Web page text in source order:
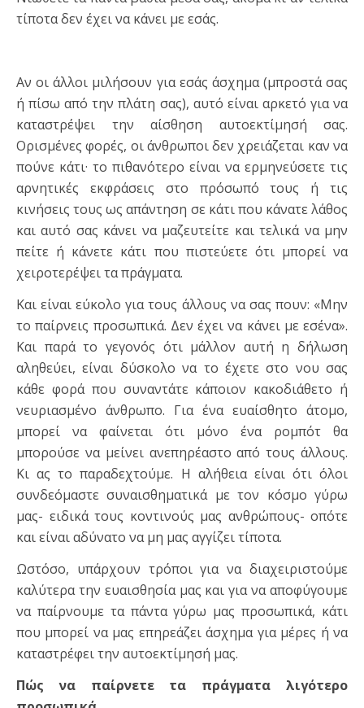
τίποτα δεν έχει να κάνει με εσάς.
Αν οι άλλοι μιλήσουν για εσάς άσχημα (μπροστά σας
ή πίσω από την πλάτη σας), αυτό είναι αρκετό για να
καταστρέψει την αίσθηση αυτοεκτίμησή σας.
Ορισμένες φορές, οι άνθρωποι δεν χρειάζεται καν να
πούνε κάτι· το πιθανότερο είναι να ερμηνεύσετε τις
αρνητικές εκφράσεις στο πρόσωπό τους ή τις
κινήσεις τους ως απάντηση σε κάτι που κάνατε λάθος
και αυτό σας κάνει να μαζευτείτε και τελικά να μην
πείτε ή κάνετε κάτι που πιστεύετε ότι μπορεί να
χειροτερέψει τα πράγματα.
Και είναι εύκολο για τους άλλους να σας πουν: «Μην
το παίρνεις προσωπικά. Δεν έχει να κάνει με εσένα».
Και παρά το γεγονός ότι μάλλον αυτή η δήλωση
αληθεύει, είναι δύσκολο να το έχετε στο νου σας
κάθε φορά που συναντάτε κάποιον κακοδιάθετο ή
νευριασμένο άνθρωπο. Για ένα ευαίσθητο άτομο,
μπορεί να φαίνεται ότι μόνο ένα ρομπότ θα
μπορούσε να μείνει ανεπηρέαστο από τους άλλους.
Κι ας το παραδεχτούμε. Η αλήθεια είναι ότι όλοι
συνδεόμαστε συναισθηματικά με τον κόσμο γύρω
μας- ειδικά τους κοντινούς μας ανθρώπους- οπότε
και είναι αδύνατο να μη μας αγγίζει τίποτα.
Ωστόσο, υπάρχουν τρόποι για να διαχειριστούμε
καλύτερα την ευαισθησία μας και για να αποφύγουμε
να παίρνουμε τα πάντα γύρω μας προσωπικά, κάτι
που μπορεί να μας επηρεάζει άσχημα για μέρες ή να
καταστρέφει την αυτοεκτίμησή μας.
Πώς να παίρνετε τα πράγματα λιγότερο